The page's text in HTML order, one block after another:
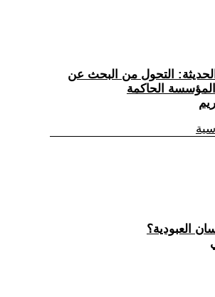
الحديثة: التحول من البحث عن
الحاكمة